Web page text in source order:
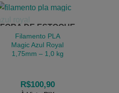
FORA DE ESTOQUE
Filamento PLA
Magic Azul Royal
1,75mm – 1,0 kg
R$100,90